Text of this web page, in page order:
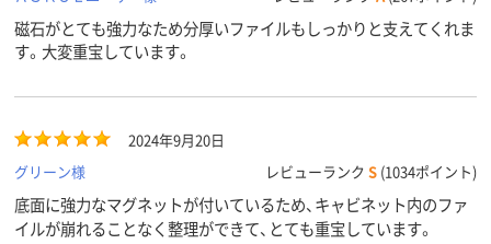
磁石がとても強力なため分厚いファイルもしっかりと支えてくれま
す。大変重宝しています。
2024年9月20日
グリーン様
レビューランク S (1034ポイント)
底面に強力なマグネットが付いているため、キャビネット内のファ
イルが崩れることなく整理ができて、とても重宝しています。